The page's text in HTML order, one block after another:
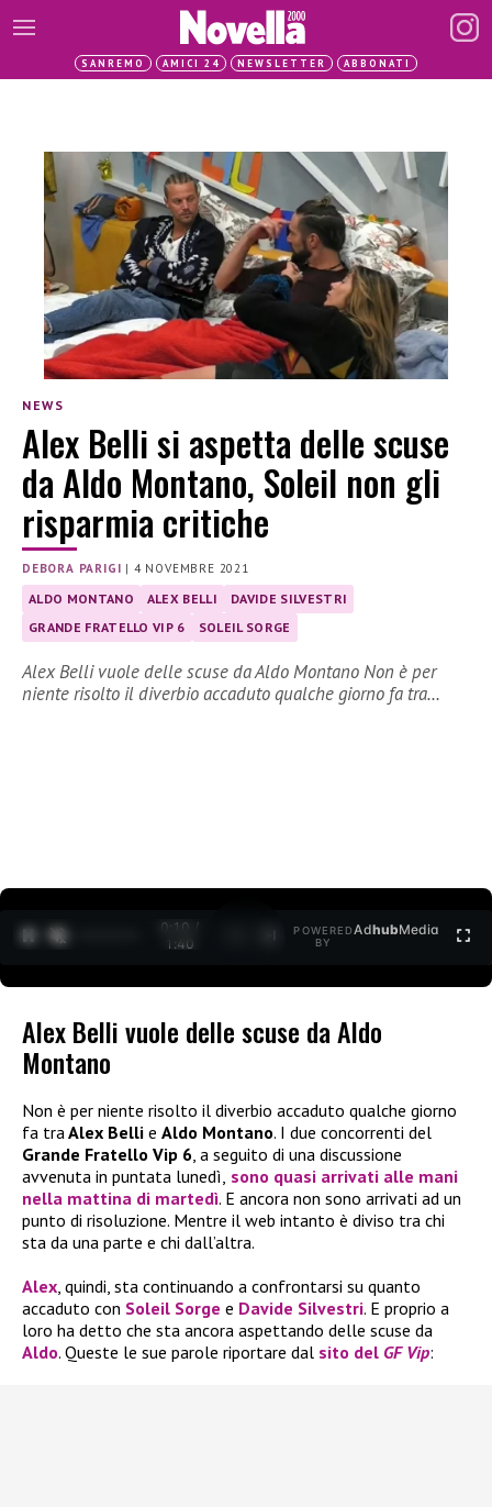
SANREMO AMICI 24 NEWSLETTER ABBONATI
NEWS
Alex Belli si aspetta delle scuse
da Aldo Montano, Soleil non gli
risparmia critiche
DEBORA PARIGI | 4 NOVEMBRE 2021
ALDO MONTANO ALEX BELLI
DAVIDE SILVESTRI
GRANDE FRATELLO VIP 6
SOLEIL SORGE
Alex Belli vuole delle scuse da Aldo Montano Non è per
niente risolto il diverbio accaduto qualche giorno fa tra…
0:10 /
1:40
POWERED
BY
AdhubMedia
Alex Belli vuole delle scuse da Aldo
Montano
Non è per niente risolto il diverbio accaduto qualche giorno
fa traAlex Belli e Aldo Montano. I due concorrenti del
Grande Fratello Vip 6, a seguito di una discussione
avvenuta in puntata lunedì, sono quasi arrivati alle mani
nella mattina di martedì. E ancora non sono arrivati ad un
punto di risoluzione. Mentre il web intanto è diviso tra chi
sta da una parte e chi dall’altra.
Alex, quindi, sta continuando a confrontarsi su quanto
accaduto con Soleil Sorge e Davide Silvestri. E proprio a
loro ha detto che sta ancora aspettando delle scuse da
Aldo. Queste le sue parole riportare dal sito del GF Vip: